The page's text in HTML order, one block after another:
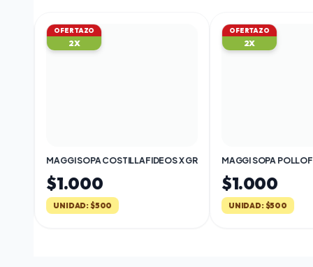
MAGGI SOPA COSTILLAFIDEOS X GR MAGGI SOPA POLLOFIDEOS X GR
OFERTAZO
$880
UNIDAD: